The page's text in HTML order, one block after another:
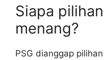
Siapa
menang?
PSG dianggap